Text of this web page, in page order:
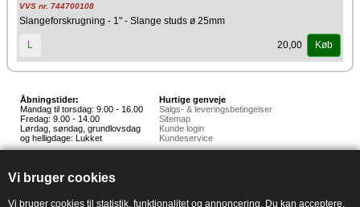
Vi bruger cookies
Vi bruger cookies til statistik, funktionalitet og annoncering. Du kan acceptere,
VVS nr. 744700108
Slangeforskrugning - 1" - Slange studs ø 25mm
L 20,00 Køb
Åbningstider:
Mandag til torsdag: 9.00 - 16.00
Fredag: 9.00 - 14.00
Lørdag, søndag, grundlovsdag
og helligdage: Lukket
Hurtige genveje
Salgs- & leveringsbetingelser
Sitemap
Kunde login
Kundeservice
Hunnerupvej 3, 6920 Videbæk
E-mail:salg@hedestoker.dk
PA: